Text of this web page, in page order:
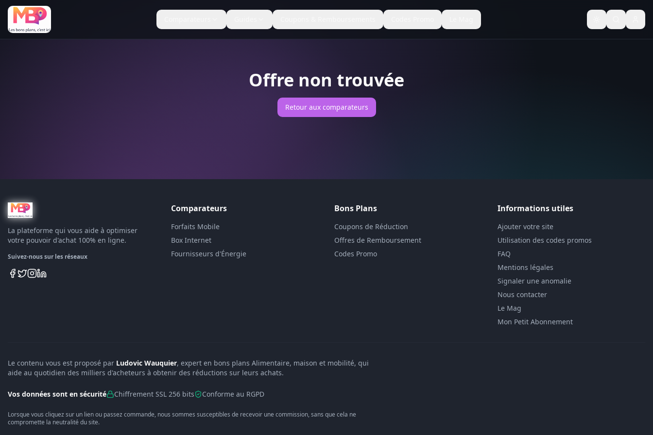
Basculer le
Offre non trouvée
Retour aux comparateurs
La plateforme qui vous aide à optimiser
votre pouvoir d'achat 100% en ligne.
Suivez-nous sur les réseaux
Comparateurs
Forfaits Mobile
Box Internet
Fournisseurs d'Énergie
Bons Plans
Coupons de Réduction
Offres de Remboursement
Codes Promo
Informations utiles
Ajouter votre site
Utilisation des codes promos
FAQ
Mentions légales
Signaler une anomalie
Nous contacter
Le Mag
Mon Petit Abonnement
Le contenu vous est proposé par Ludovic Wauquier, expert en bons plans Alimentaire, maison et mobilité, qui
aide au quotidien des milliers d'acheteurs à obtenir des réductions sur leurs achats.
Vos données sont en sécurité Chiffrement SSL 256 bits Conforme au RGPD
Lorsque vous cliquez sur un lien ou passez commande, nous sommes susceptibles de recevoir une commission, sans que cela ne
compromette la neutralité du site.